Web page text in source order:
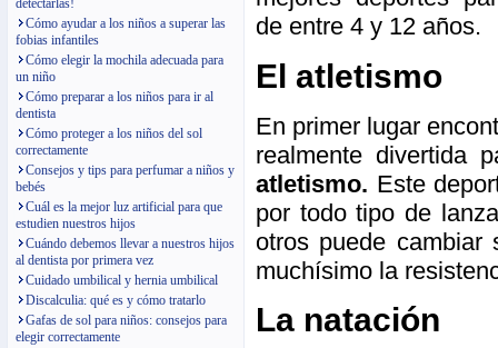
detectarlas!
Cómo ayudar a los niños a superar las
fobias infantiles
Cómo elegir la mochila adecuada para
un niño
Cómo preparar a los niños para ir al
dentista
Cómo proteger a los niños del sol
correctamente
Consejos y tips para perfumar a niños y
bebés
Cuál es la mejor luz artificial para que
estudien nuestros hijos
Cuándo debemos llevar a nuestros hijos
al dentista por primera vez
Cuidado umbilical y hernia umbilical
Discalculia: qué es y cómo tratarlo
Gafas de sol para niños: consejos para
elegir correctamente
de entre 4 y 12 años.
El atletismo
En primer lugar
realmente divertida
atletismo. Este
por todo tipo de
otros puede
muchísimo la
La natación